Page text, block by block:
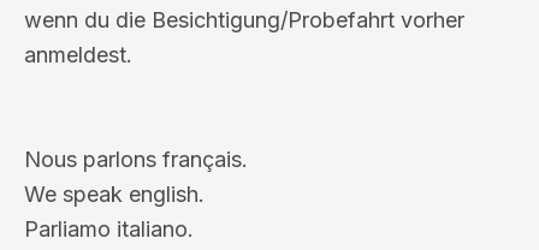
wenn du die Besichtigung/Probefahrt vorher
anmeldest.
Nous parlons français.
We speak english.
Parliamo italiano.